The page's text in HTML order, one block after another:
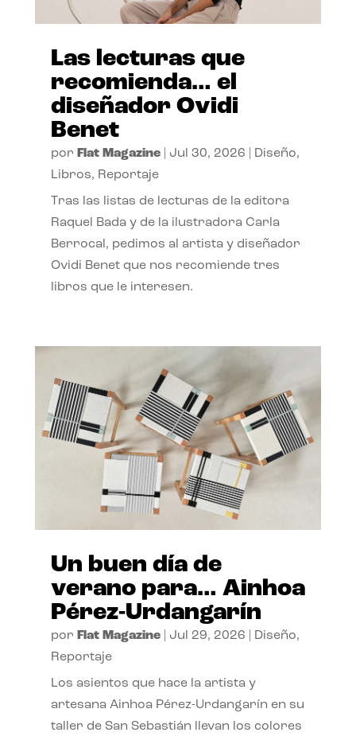
Las lecturas que
recomienda… el
diseñador Ovidi
Benet
por Flat Magazine| Jul 30, 2026 Diseño,
Libros, Reportaje
Tras las listas de lecturas de la editora
Raquel Bada y de la ilustradora Carla
Berrocal, pedimos al artista y diseñador
Ovidi Benet que nos recomiende tres
libros que le interesen.
Un buen día de
verano para… Ainhoa
Pérez-Urdangarín
por Flat Magazine| Jul 29, 2026 Diseño,
Reportaje
Los asientos que hace la artista y
artesana Ainhoa Pérez-Urdangarín en su
taller de San Sebastián llevan los colores